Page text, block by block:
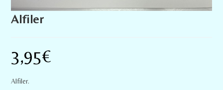
Alfiler
3,95€
Alfiler.